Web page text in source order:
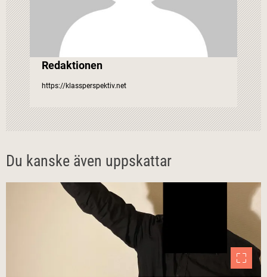
i
g
e
r
Redaktionen
https://klassperspektiv.net
Du kanske även uppskattar